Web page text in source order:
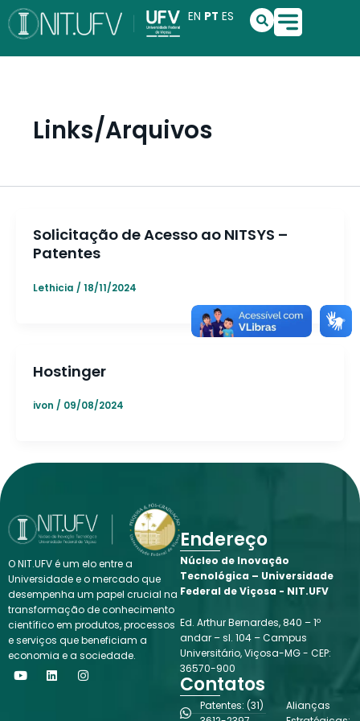
para
conteúdo
EN PT ES S
e
a
c
Links/Arquivos
Solicitação de Acesso ao NITSYS –
Patentes
Lethicia / 18/11/2024
Hostinger
ivon / 09/08/2024
O NIT.UFV é um elo entre a
Universidade e o mercado que
desempenha um papel crucial na
transformação de conhecimento
científico em produtos, processos
e serviços que beneficiam a
economia e a sociedade.
Y
o
L
i
I
n
Endereço
Núcleo de Inovação
Tecnológica – Universidade
Federal de Viçosa - NIT.UFV
Ed. Arthur Bernardes, 840 – 1º
andar – sl. 104 – Campus
Universitário, Viçosa-MG - CEP:
36570-900
Contatos
Patentes: (31)
Alianças